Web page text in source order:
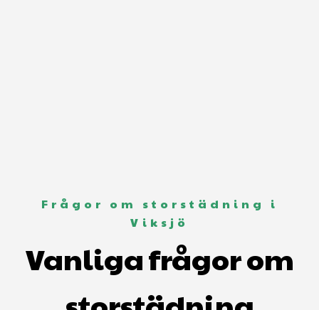
Frågor om storstädning i
Viksjö
Vanliga frågor om